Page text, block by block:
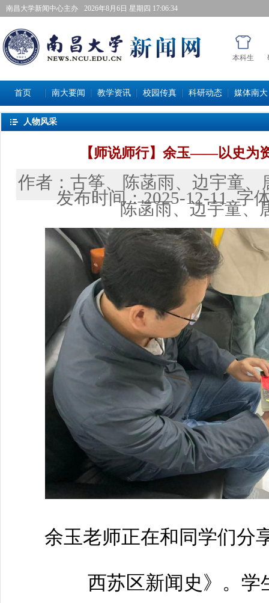
南昌大学新闻中心主办 2026年8月6日星期四 17:06:36
本科生
首页 南大要闻 教学资讯 校园传真 科研动态 媒体南大
人物风采
【师说师行】余玉——以史为
作者：古筝、陈菡雨、边宇童、
陈菡雨、边宇童、
发布时间：2025-12-11 字
余玉老师正在和同学们分
西苏区新闻史》。学